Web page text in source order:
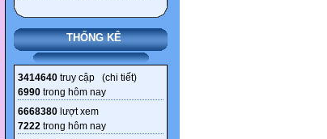
THỐNG KÊ
3414640 truy cập (chi tiết)
6990 trong hôm nay
6668380 lượt xem
7222 trong hôm nay